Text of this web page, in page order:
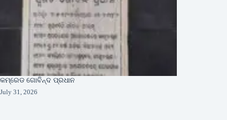
କମ୍ରେଡ ଗୋବିନ୍ଦ ପ୍ରଧାନ
July 31, 2026